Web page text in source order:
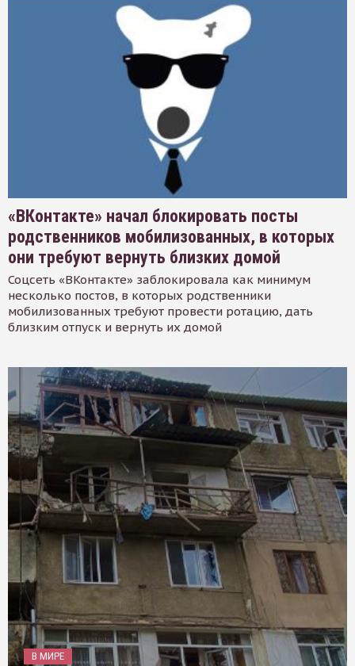
«ВКонтакте» начал блокировать посты
родственников мобилизованных, в которых
они требуют вернуть близких домой
Соцсеть «ВКонтакте» заблокировала как минимум
несколько постов, в которых родственники
мобилизованных требуют провести ротацию, дать
близким отпуск и вернуть их домой
В МИРЕ